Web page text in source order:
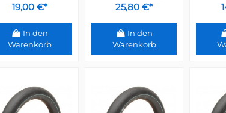
19,00 €*
In den
Warenkorb
25,80 €*
In den
Warenkorb